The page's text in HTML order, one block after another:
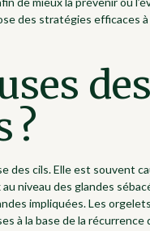
des stratégies efficaces
des
?
des cils. Elle est souvent
niveau des glandes
impliquées. Les
à la base de la